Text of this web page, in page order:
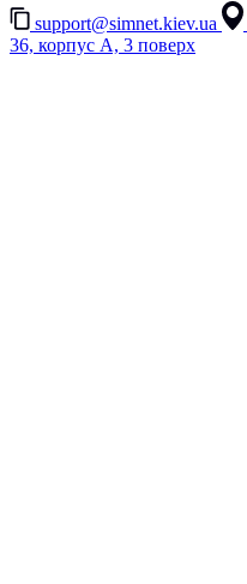
support@simnet.kiev.ua
36, корпус А, 3 поверх